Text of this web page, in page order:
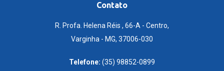
Contato
R. Profa. Helena Réis , 66-A - Centro,
Varginha - MG, 37006-030
Telefone: (35) 98852-0899